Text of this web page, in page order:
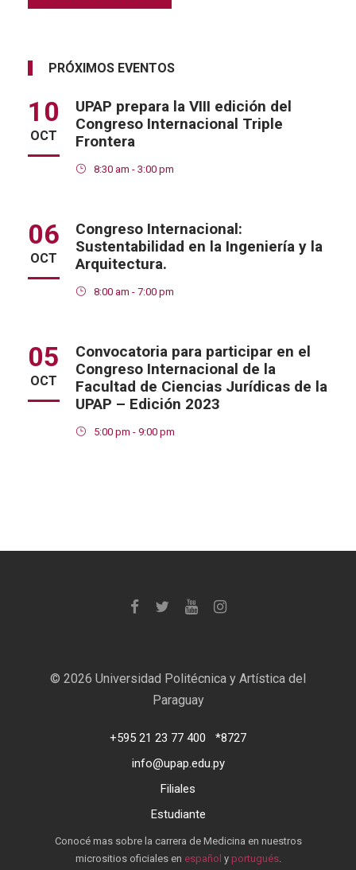
PRÓXIMOS EVENTOS
10
OCT
UPAP prepara la VIII edición del
Congreso Internacional Triple
Frontera
8:30 am - 3:00 pm
06
OCT
Congreso Internacional:
Sustentabilidad en la Ingeniería y la
Arquitectura.
8:00 am - 7:00 pm
05
OCT
Convocatoria para participar en el
Congreso Internacional de la
Facultad de Ciencias Jurídicas de la
UPAP – Edición 2023
5:00 pm - 9:00 pm
© 2026 Universidad Politécnica y Artística del
Paraguay
+595 21 23 77 400
*8727
info@upap.edu.py
Filiales
Estudiante
Conocé mas sobre la carrera de Medicina en nuestros
micrositios oficiales en español y portugués.